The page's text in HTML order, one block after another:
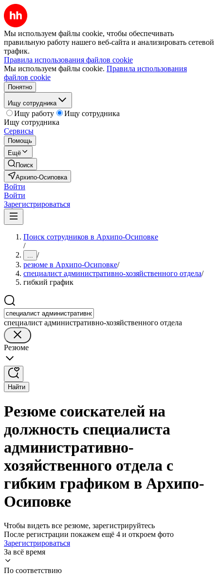
Мы используем файлы cookie, чтобы обеспечивать
правильную работу нашего веб-сайта и анализировать сетевой
трафик.
Правила использования файлов cookie
Мы используем файлы cookie. Правила использования
файлов cookie
Понятно
Ищу сотрудника
Ищу работу
Ищу сотрудника
Ищу сотрудника
Сервисы
Помощь
Ещё
Поиск
Архипо-Осиповка
Войти
Войти
Зарегистрироваться
Поиск сотрудников в Архипо-Осиповке
/
... /
резюме в Архипо-Осиповке/
специалист административно-хозяйственного отдела/
гибкий график
специалист административно-хозяйственного отдела
Резюме
Найти
Резюме соискателей на
должность специалиста
административно-
хозяйственного отдела с
гибким графиком в Архипо-
Осиповке
Чтобы видеть все резюме, зарегистрируйтесь
После регистрации покажем ещё 4 и откроем фото
Зарегистрироваться
За всё время
По соответствию